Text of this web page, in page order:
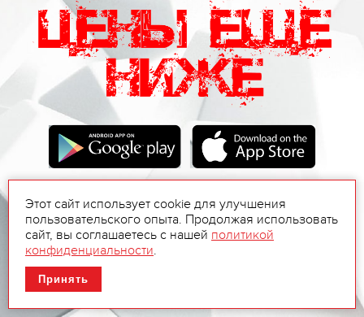
Этот сайт использует cookie для улучшения
пользовательского опыта. Продолжая использовать
сайт, вы соглашаетесь с нашей политикой
конфиденциальности.
Принять